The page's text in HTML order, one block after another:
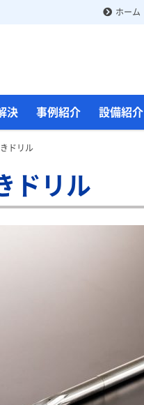
ホーム
決 事例紹介 設備紹介
ドリル
ドリル